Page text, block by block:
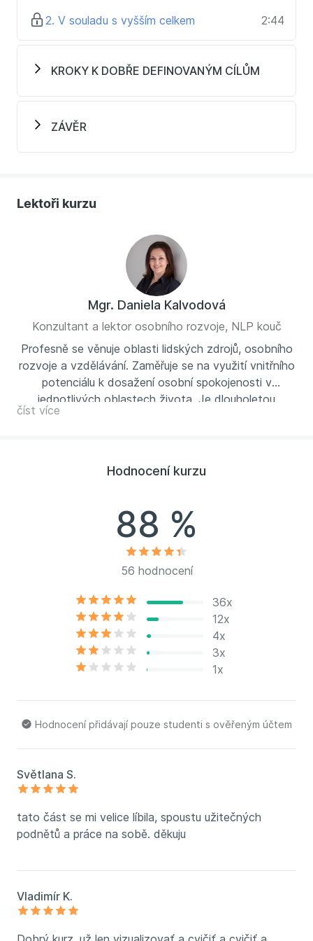
V kurzu se naučíte:
Jak se dostat k cíli cestou zaměřenou na kvalitní
Jak definovat cíle v souladu s vyšším celkem.
myšlení a chování.
Všechny, kteří chtějí:
vědět, co chtějí v životě mít
umět cíle správně definovat
chtějí mít
využívat pro dosahování cílů sílu své nevědomé
mít na svůj život větší vliv a dát mu směr
2. V souladu s vyšším celkem
2:44
KROKY K DOBŘE DEFINOVANÝM CÍLŮM
ZÁVĚR
Lektoři kurzu
Mgr. Daniela Kalvodová
Konzultant a lektor osobního rozvoje, NLP kouč
Profesně se věnuje oblasti lidských zdrojů, osobního
rozvoje a vzdělávání. Zaměřuje se na využití vnitřního
potenciálu k dosažení osobní spokojenosti v
jednotlivých oblastech života. Je dlouholetou
lektorkou autorských Body&Mind programů, kde
obchodního domu a restauračního provozu.
číst více
Hodnocení kurzu
88 %
56 hodnocení
36x
12x
4x
3x
1x
Hodnocení přidávají pouze studenti s ověřeným účtem
Světlana S.
tato část se mi velice líbila, spoustu užitečných
podnětů a práce na sobě. děkuju
Vladimír K.